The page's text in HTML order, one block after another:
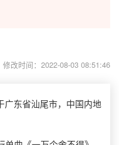
修改时间：2022-08-03 08:51:46
东省汕尾市，中国内地